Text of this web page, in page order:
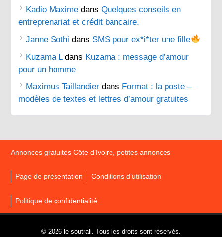
Kadio Maxime dansQuelques conseils en
entreprenariat et crédit bancaire.
Janne Sothi dans SMS pour ex*i*ter une fille
Kuzama Ldans Kuzama : message d’amour
pour un homme
Maximus Taillandier dans Format : la poste –
modèles de textes et lettres d’amour gratuites
Annonces gratuites Côte d’Ivoire, petites annonces
Page de présentation Conditions d’utilisation
Politique de confidentialité
© 2026 le soutrali. Tous les droits sont réservés.